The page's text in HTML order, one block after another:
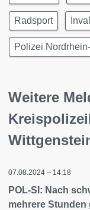
Radsport
Polizei
Weitere
07.08.2024 – 14:18
POL-SI: Nach
mehrere Stunden